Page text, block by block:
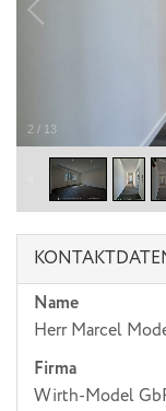
2 / 13
Name
Herr Marcel
Firma
Wirth-Model